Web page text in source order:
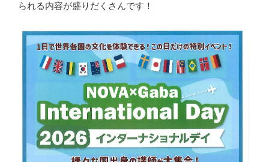
られる内容が盛りだくさんです！